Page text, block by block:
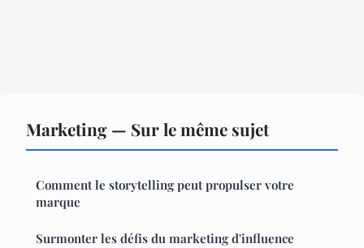
Marketing — Sur le même sujet
Comment le storytelling peut propulser votre
marque
Surmonter les défis du marketing d'influence